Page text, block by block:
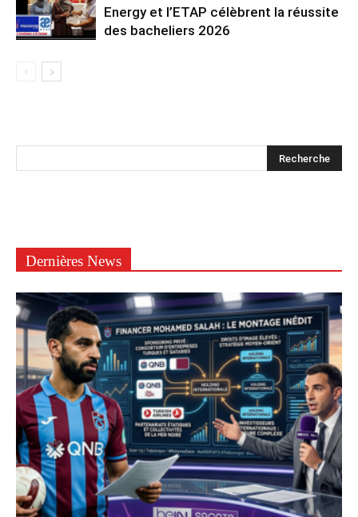
Energy et l’ETAP célèbrent la réussite
des bacheliers 2026
Dernières News